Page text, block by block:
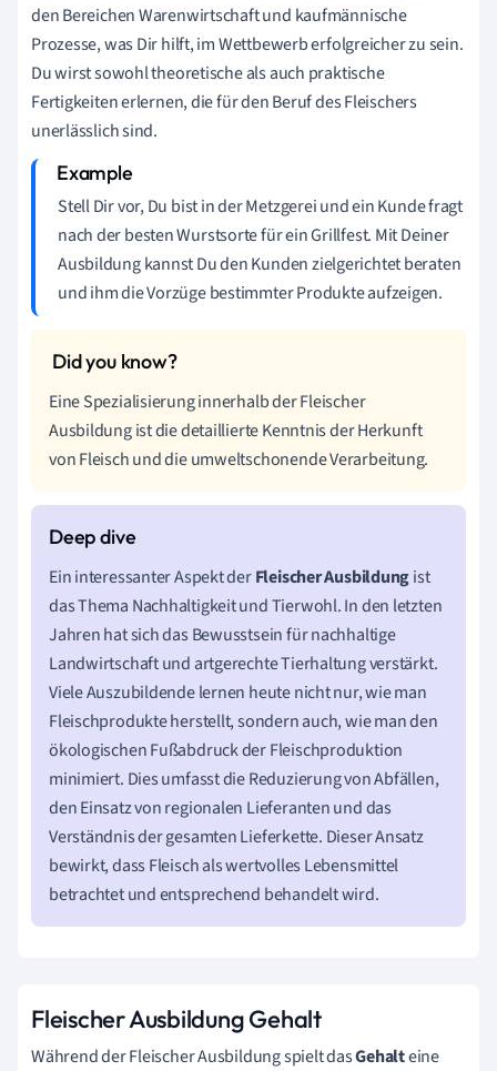
den Bereichen Warenwirtschaft und kaufmännische
Prozesse, was Dir hilft, im Wettbewerb erfolgreicher zu sein.
Du wirst sowohl theoretische als auch praktische
Fertigkeiten erlernen, die für den Beruf des Fleischers
unerlässlich sind.
Stell Dir vor, Du bist in der Metzgerei und ein Kunde fragt
nach der besten Wurstsorte für ein Grillfest. Mit Deiner
Ausbildung kannst Du den Kunden zielgerichtet beraten
und ihm die Vorzüge bestimmter Produkte aufzeigen.
Eine Spezialisierung innerhalb der Fleischer
Ausbildung ist die detaillierte Kenntnis der Herkunft
von Fleisch und die umweltschonende Verarbeitung.
Ein interessanter Aspekt derFleischer Ausbildungist
das Thema Nachhaltigkeit und Tierwohl. In den letzten
Jahren hat sich das Bewusstsein für nachhaltige
Landwirtschaft und artgerechte Tierhaltung verstärkt.
Viele Auszubildende lernen heute nicht nur, wie man
Fleischprodukte herstellt, sondern auch, wie man den
ökologischen Fußabdruck der Fleischproduktion
minimiert. Dies umfasst die Reduzierung von Abfällen,
den Einsatz von regionalen Lieferanten und das
Verständnis der gesamten Lieferkette. Dieser Ansatz
bewirkt, dass Fleisch als wertvolles Lebensmittel
betrachtet und entsprechend behandelt wird.
Fleischer Ausbildung Gehalt
Während der Fleischer Ausbildung spielt dasGehalteine